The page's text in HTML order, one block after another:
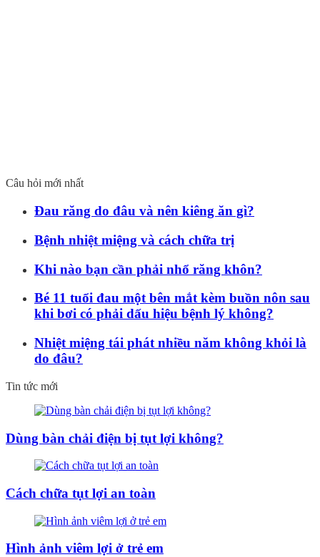
Câu hỏi mới nhất
Đau răng do đâu và nên kiêng ăn gì?
Bệnh nhiệt miệng và cách chữa trị
Khi nào bạn cần phải nhổ răng khôn?
Bé 11 tuổi đau một bên mắt kèm buồn nôn sau
khi bơi có phải dấu hiệu bệnh lý không?
Nhiệt miệng tái phát nhiều năm không khỏi là
do đâu?
Tin tức mới
Dùng bàn chải điện bị tụt lợi không?
Cách chữa tụt lợi an toàn
Hình ảnh viêm lợi ở trẻ em